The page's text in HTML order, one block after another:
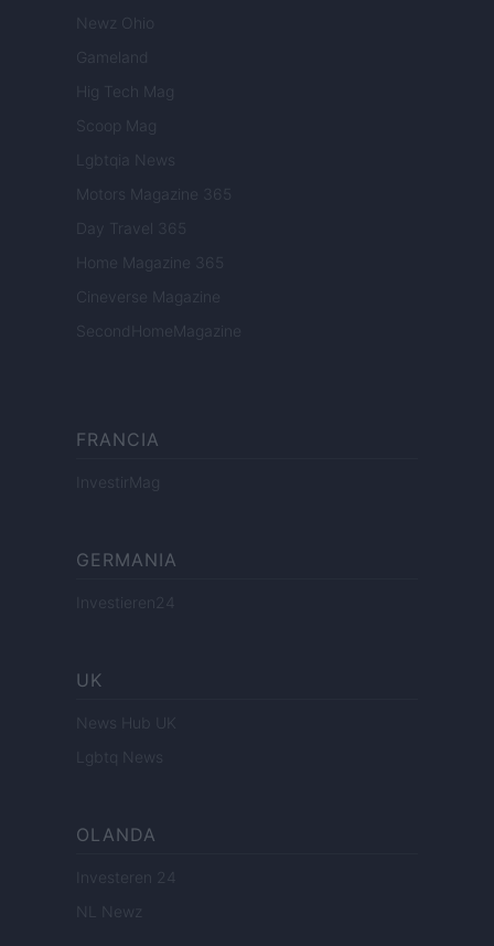
Newz Ohio
Gameland
Hig Tech Mag
Scoop Mag
Lgbtqia News
Motors Magazine 365
Day Travel 365
Home Magazine 365
Cineverse Magazine
SecondHomeMagazine
FRANCIA
InvestirMag
GERMANIA
Investieren24
UK
News Hub UK
Lgbtq News
OLANDA
Investeren 24
NL Newz